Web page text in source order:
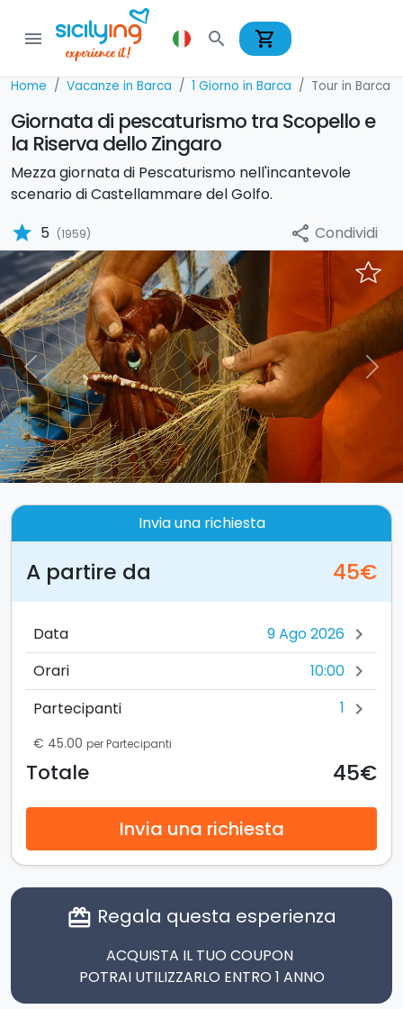
menu search shopping_cart
Home Vacanze in Barca 1 Giorno in Barca Tour in Barca
Giornata di pescaturismo tra Scopello e
la Riserva dello Zingaro
Mezza giornata di Pescaturismo nell'incantevole
scenario di Castellammare del Golfo.
star 5 (1959) share Condividi
Previous Next
Invia una richiesta
A partire da 45€
Data chevron_right
Orari 10:00 chevron_right
Partecipanti 1 chevron_right
€ 45.00 per Partecipanti
Totale 45€
Invia una richiesta
card_giftcard Regala questa esperienza
ACQUISTA IL TUO COUPON
POTRAI UTILIZZARLO ENTRO 1 ANNO